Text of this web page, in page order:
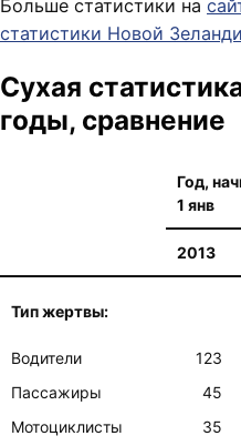
Больше статистики на
статистики Новой
Cухая
годы, сравнение
Год,
1 янв
2013
Тип жертвы:
Водители 123
Пассажиры
45
Мотоциклисты
35